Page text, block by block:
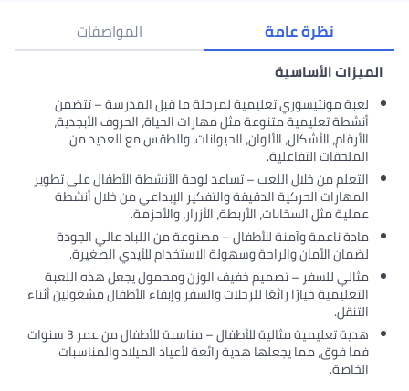
نظرة عامة المواصفات
الميزات الأساسية
لعبة مونتيسوري تعليمية لمرحلة ما قبل المدرسة – تتضمن
أنشطة تعليمية متنوعة مثل مهارات الحياة، الحروف الأبجدية،
الأرقام، الأشكال، الألوان، الحيوانات، والطقس مع العديد من
الملحقات التفاعلية.
التعلم من خلال اللعب – تساعد لوحة الأنشطة الأطفال على تطوير
المهارات الحركية الدقيقة والتفكير الإبداعي من خلال أنشطة
عملية مثل السحّابات، الأربطة، الأزرار، والأحزمة.
مادة ناعمة وآمنة للأطفال – مصنوعة من اللباد عالي الجودة
لضمان الأمان والراحة وسهولة الاستخدام للأيدي الصغيرة.
مثالي للسفر – تصميم خفيف الوزن ومحمول يجعل هذه اللعبة
التعليمية خيارًا رائعًا للرحلات والسفر وإبقاء الأطفال مشغولين أثناء
التنقل.
هدية تعليمية مثالية للأطفال – مناسبة للأطفال من عمر 3 سنوات
فما فوق، مما يجعلها هدية رائعة لأعياد الميلاد والمناسبات
الخاصة.